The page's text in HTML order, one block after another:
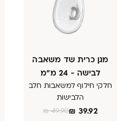
מגן כרית שד משאבה
לבישה - 24 מ"מ
חלקי חילוף למשאבות חלב
הלבישות
₪ 39.92
₪49.90